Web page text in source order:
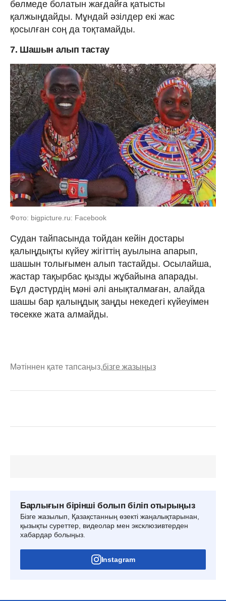
бөлмеде болатын жағдайға қатысты
қалжыңдайды. Мұндай әзілдер екі жас
қосылған соң да тоқтамайды.
7. Шашын алып тастау
Фото: bigpicture.ru: Facebook
Судан тайпасында тойдан кейін достары
қалыңдықты күйеу жігіттің ауылына апарып,
шашын толығымен алып тастайды. Осылайша,
жастар тақырбас қызды жұбайына апарады.
Бұл дәстүрдің мәні әлі анықталмаған, алайда
шашы бар қалыңдық заңды некедегі күйеуімен
төсекке жата алмайды.
Мәтіннен қате тапсаңыз,бізге жазыңыз
Барлығын бірінші болып біліп отырыңыз
Бізге жазылып, Қазақстанның өзекті жаңалықтарынан,
қызықты суреттер, видеолар мен эксклюзивтерден
хабардар болыңыз.
Instagram